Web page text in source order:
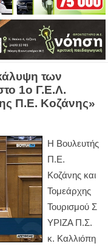
των
1ο Γ.Ε.Λ.
Π.Ε. Κοζάνης»
Η Βουλευτής
Π.Ε.
Κοζάνης και
Τομεάρχης
Τουρισμού Σ
ΥΡΙΖΑ Π.Σ.
κ. Καλλιόπη